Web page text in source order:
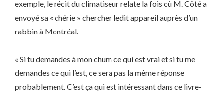
exemple, le récit du climatiseur relate la fois où M. Côté a
envoyé sa « chérie » chercher ledit appareil auprès d’un
rabbin à Montréal.
« Si tu demandes à mon chum ce qui est vrai et si tu me
demandes ce qui l’est, ce sera pas la même réponse
probablement. C’est ça qui est intéressant dans ce livre-